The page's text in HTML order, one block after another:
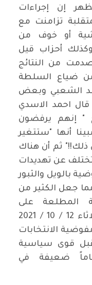
إن إجراءات
تزامنت مع
أو خوف من
أحزاب قيل
صدمت من النتائج
من ضياع السلطة
الشعبي وبعض
قال احمد الاسدي
" إنهم يرفضون
أنها "ستتغير
ثم أن هناك
تختلف عن تهديدات
بالويل والثبور
جعل الكثير من
المطلعة على
التهديدات إلى الإعلان يوم الثلاثاء 12 / 10 / 2021
الانتخابات
قوى سياسية
ضعيفة في